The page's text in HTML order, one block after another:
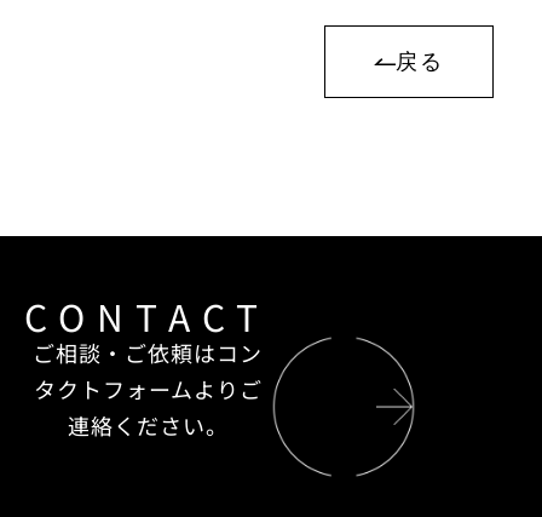
戻る
CONTACT
ご相談・ご依頼はコン
タクトフォームよりご
連絡ください。